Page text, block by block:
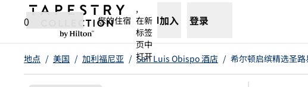
跳转至内容
0
您的住宿
,
在新
标签
页中
打开
加入 登录
地点 / 美国 / 加利福尼亚 / San Luis Obispo 酒店 / 希尔顿启缤精选圣